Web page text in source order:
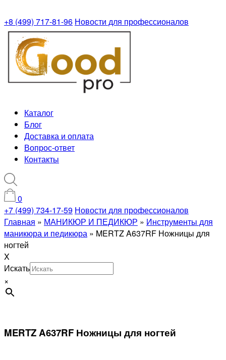
+8 (499) 717-81-96 Новости для профессионалов
Каталог
Блог
Доставка и оплата
Вопрос-ответ
Контакты
0
+7 (499) 734-17-59 Новости для профессионалов
Главная » МАНИКЮР И ПЕДИКЮР » Инструменты для
маникюра и педикюра » MERTZ A637RF Ножницы для
ногтей
X
Искать
×
MERTZ A637RF Ножницы для ногтей